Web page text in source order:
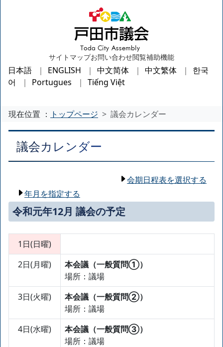
サイトマップお問い合わせ閲覧補助機能
日本語 ENGLISH 中文简体 中文繁体
한국
어
Portugues Tiếng Việt
現在位置 ： トップページ 議会カレンダー
議会カレンダー
会期日程表を選択する
年月を指定する
令和元年12月 議会の予定
1日(日曜)
2日(月曜)
本会議（一般質問①）
場所：議場
3日(火曜)
本会議（一般質問②）
場所：議場
4日(水曜)
本会議（一般質問③）
場所：議場